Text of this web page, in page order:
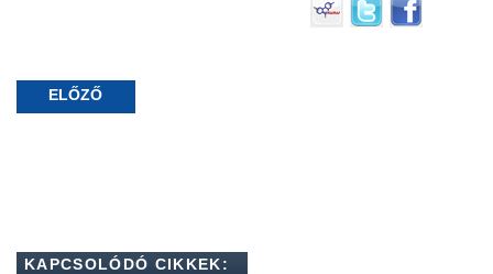
ELŐZŐ
KAPCSOLÓDÓ CIKKEK: